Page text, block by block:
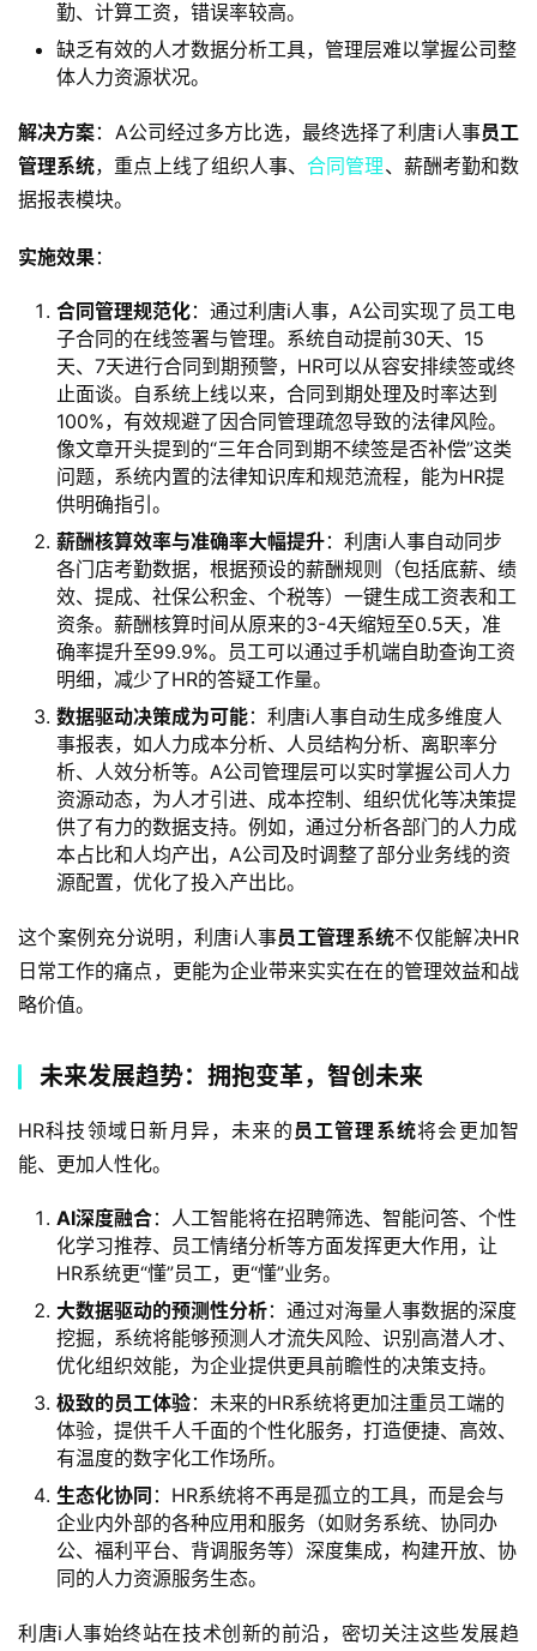
勤、计算工资，错误率较高。
缺乏有效的人才数据分析工具，管理层难以掌握公司整
体人力资源状况。
解决方案：A公司经过多方比选，最终选择了利唐i人事员工
管理系统，重点上线了组织人事、合同管理、薪酬考勤和数
据报表模块。
实施效果：
合同管理规范化：通过利唐i人事，A公司实现了员工电
子合同的在线签署与管理。系统自动提前30天、15
天、7天进行合同到期预警，HR可以从容安排续签或终
止面谈。自系统上线以来，合同到期处理及时率达到
100%，有效规避了因合同管理疏忽导致的法律风险。
像文章开头提到的“三年合同到期不续签是否补偿”这类
问题，系统内置的法律知识库和规范流程，能为HR提
供明确指引。
薪酬核算效率与准确率大幅提升：利唐i人事自动同步
各门店考勤数据，根据预设的薪酬规则（包括底薪、绩
效、提成、社保公积金、个税等）一键生成工资表和工
资条。薪酬核算时间从原来的3-4天缩短至0.5天，准
确率提升至99.9%。员工可以通过手机端自助查询工资
明细，减少了HR的答疑工作量。
数据驱动决策成为可能：利唐i人事自动生成多维度人
事报表，如人力成本分析、人员结构分析、离职率分
析、人效分析等。A公司管理层可以实时掌握公司人力
资源动态，为人才引进、成本控制、组织优化等决策提
供了有力的数据支持。例如，通过分析各部门的人力成
本占比和人均产出，A公司及时调整了部分业务线的资
源配置，优化了投入产出比。
这个案例充分说明，利唐i人事员工管理系统不仅能解决HR
日常工作的痛点，更能为企业带来实实在在的管理效益和战
略价值。
未来发展趋势：拥抱变革，智创未来
HR科技领域日新月异，未来的 员工管理系统将会更加智
能、更加人性化。
AI深度融合：人工智能将在招聘筛选、智能问答、个性
化学习推荐、员工情绪分析等方面发挥更大作用，让
HR系统更“懂”员工，更“懂”业务。
大数据驱动的预测性分析：通过对海量人事数据的深度
挖掘，系统将能够预测人才流失风险、识别高潜人才、
优化组织效能，为企业提供更具前瞻性的决策支持。
极致的员工体验：未来的HR系统将更加注重员工端的
体验，提供千人千面的个性化服务，打造便捷、高效、
有温度的数字化工作场所。
生态化协同 ：HR系统将不再是孤立的工具，而是会与
企业内外部的各种应用和服务（如财务系统、协同办
公、福利平台、背调服务等）深度集成，构建开放、协
同的人力资源服务生态。
利唐i人事始终站在技术创新的前沿，密切关注这些发展趋